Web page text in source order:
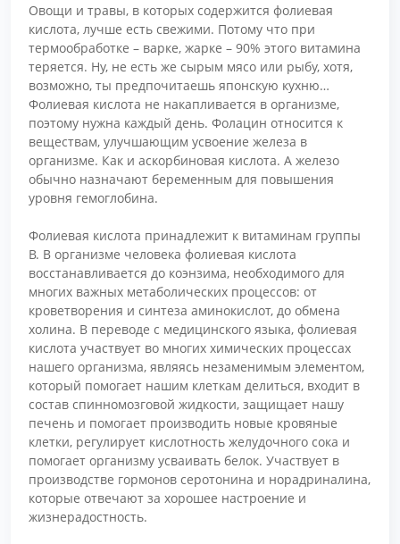
Овощи и травы, в которых содержится фолиевая
кислота, лучше есть свежими. Потому что при
термообработке – варке, жарке – 90% этого витамина
теряется. Ну, не есть же сырым мясо или рыбу, хотя,
возможно, ты предпочитаешь японскую кухню…
Фолиевая кислота не накапливается в организме,
поэтому нужна каждый день. Фолацин относится к
веществам, улучшающим усвоение железа в
организме. Как и аскорбиновая кислота. А железо
обычно назначают беременным для повышения
уровня гемоглобина.
Фолиевая кислота принадлежит к витаминам группы
В. В организме человека фолиевая кислота
восстанавливается до коэнзима, необходимого для
многих важных метаболических процессов: от
кроветворения и синтеза аминокислот, до обмена
холина. В переводе с медицинского языка, фолиевая
кислота участвует во многих химических процессах
нашего организма, являясь незаменимым элементом,
который помогает нашим клеткам делиться, входит в
состав спинномозговой жидкости, защищает нашу
печень и помогает производить новые кровяные
клетки, регулирует кислотность желудочного сока и
помогает организму усваивать белок. Участвует в
производстве гормонов серотонина и норадриналина,
которые отвечают за хорошее настроение и
жизнерадостность.